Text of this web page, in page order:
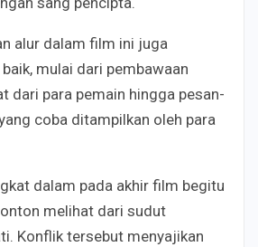
alur dalam film ini juga
mulai dari pembawaan
dari para pemain hingga pesan-
coba ditampilkan oleh para
dalam pada akhir film begitu
melihat dari sudut
Konflik tersebut menyajikan